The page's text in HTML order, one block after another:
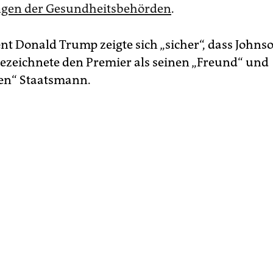
der Gesundheitsbehörden.
Donald Trump zeigte sich „sicher“, dass
den Premier als seinen „Freund“ und
Staatsmann.